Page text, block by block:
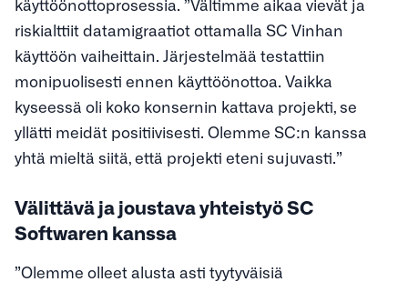
käyttöönottoprosessia. ”Vältimme aikaa vievät ja
riskialttiit datamigraatiot ottamalla SC Vinhan
käyttöön vaiheittain. Järjestelmää testattiin
monipuolisesti ennen käyttöönottoa. Vaikka
kyseessä oli koko konsernin kattava projekti, se
yllätti meidät positiivisesti. Olemme SC:n kanssa
yhtä mieltä siitä, että projekti eteni sujuvasti.”
Välittävä ja joustava yhteistyö SC
Softwaren kanssa
”Olemme olleet alusta asti tyytyväisiä